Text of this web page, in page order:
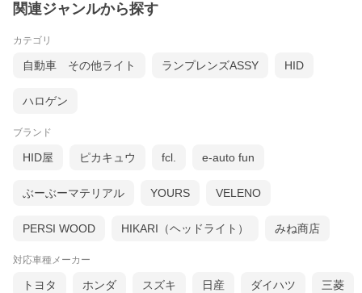
関連ジャンルから探す
カテゴリ
自動車 その他ライト ランプレンズASSY HID
ハロゲン
ブランド
HID屋 ピカキュウ fcl. e-auto fun
ぶーぶーマテリアル YOURS VELENO
PERSI WOOD HIKARI（ヘッドライト） みね商店
対応車種メーカー
トヨタ ホンダ スズキ 日産 ダイハツ 三菱